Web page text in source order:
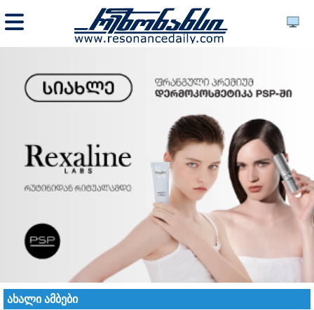
ახალი ამბები